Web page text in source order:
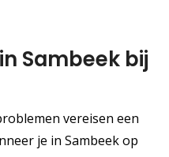
Sambeek bij
vereisen een
je in Sambeek op